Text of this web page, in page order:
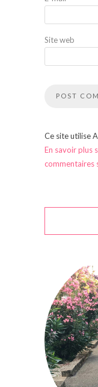
Site web
Ce site utilise
En savoir plus
commentaires